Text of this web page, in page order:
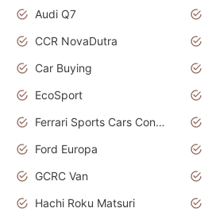
Audi Q7
CCR NovaDutra
Car Buying
EcoSport
Ferrari Sports Cars Concept
Ford Europa
GCRC Van
Hachi Roku Matsuri